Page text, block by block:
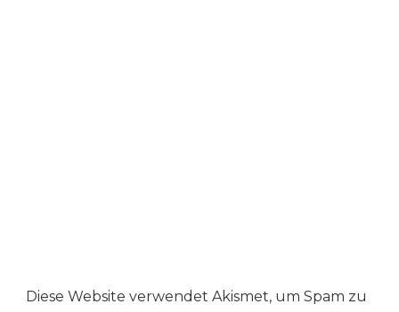
Diese Website verwendet Akismet, um Spam zu